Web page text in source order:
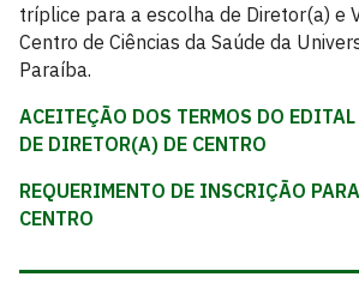
tríplice para a escolha de Diretor(a) e
Centro de Ciências da Saúde da
Paraíba.
ACEITEÇÃO DOS TERMOS DO
DE DIRETOR(A) DE CENTRO
REQUERIMENTO DE INSCRIÇÃO
CENTRO